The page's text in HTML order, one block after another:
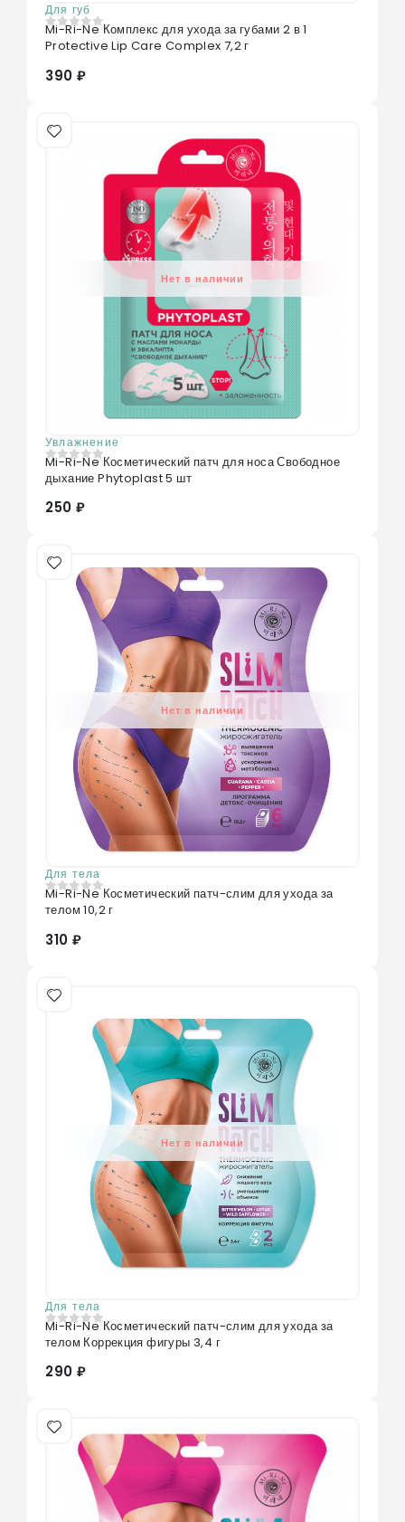
Для губ
0из 5
Mi-Ri-Ne Комплекс для ухода за губами 2 в 1
Protective Lip Care Complex 7,2 г
390 ₽
Нет в наличии
Увлажнение
0из 5
Mi-Ri-Ne Косметический патч для носа Свободное
дыхание Phytoplast 5 шт
250 ₽
Нет в наличии
Для тела
0из 5
Mi-Ri-Ne Косметический патч-слим для ухода за
телом 10,2 г
310 ₽
Нет в наличии
Для тела
0из 5
Mi-Ri-Ne Косметический патч-слим для ухода за
телом Коррекция фигуры 3,4 г
290 ₽